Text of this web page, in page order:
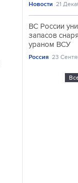
Новости 21
ВС России
запасов
ураном ВСУ
Россия 23